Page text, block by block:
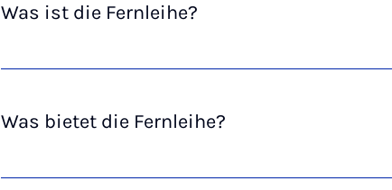
Was ist die Fernleihe?
Was bietet die Fernleihe?